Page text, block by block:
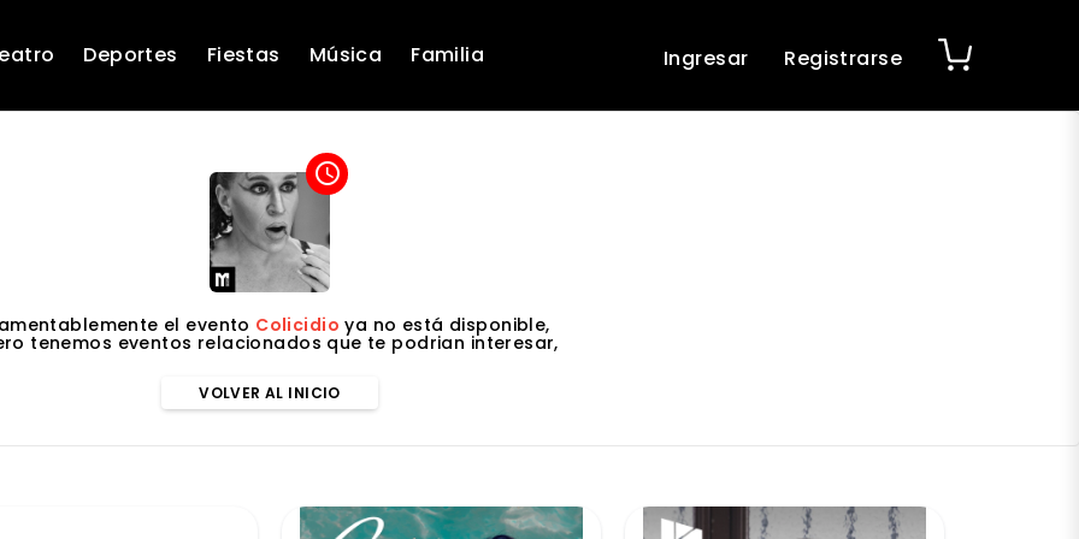
Deportes Fiestas Música Familia Ingresar Registrarse
access_time
el evento Colicidio ya no está disponible,
tenemos eventos relacionados que te podrian interesar,
VOLVER AL INICIO